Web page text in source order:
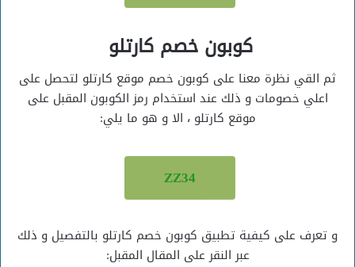
كوبون خصم كارتلو
ثم القي نظرة معنا على كوبون خصم موقع كارتلو لتحصل على
اعلي خصومات و ذلك عند استخدام رمز الكوبون المقبل على
موقع كارتلو ، الا و هو ما يلي:
ZZ34
و تعرف على كيفية تطبيق كوبون خصم كارتلو بالتفصيل و ذلك
عبر النقر على المقال المقبل: